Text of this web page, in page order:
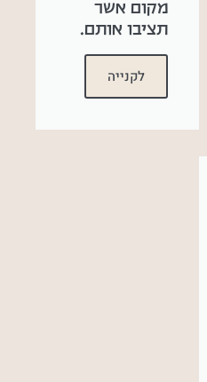
מקום אשר
תציבו אותם.
לקנייה